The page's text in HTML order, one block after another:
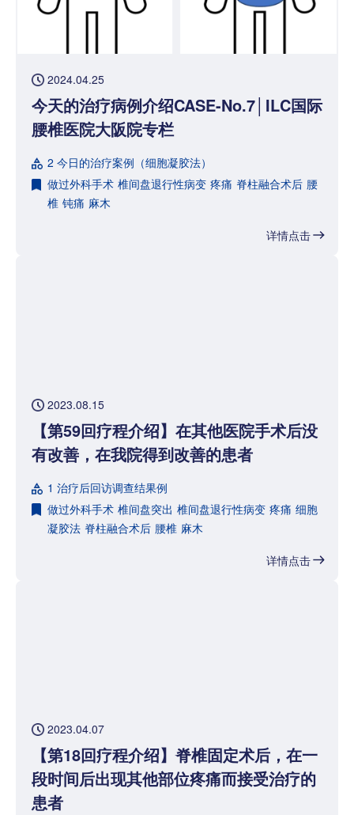
2024.04.25
今天的治疗病例介绍CASE-No.7│ILC国际
腰椎医院大阪院专栏
2 今日的治疗案例（细胞凝胶法）
做过外科手术 椎间盘退行性病变 疼痛 脊柱融合术后 腰
椎 钝痛 麻木
详情点击
2023.08.15
【第59回疗程介绍】在其他医院手术后没
有改善，在我院得到改善的患者
1 治疗后回访调查结果例
做过外科手术 椎间盘突出 椎间盘退行性病变 疼痛 细胞
凝胶法 脊柱融合术后 腰椎 麻木
详情点击
2023.04.07
【第18回疗程介绍】脊椎固定术后，在一
段时间后出现其他部位疼痛而接受治疗的
患者